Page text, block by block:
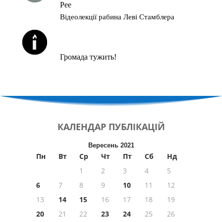
Рее
Відеолекції рабина Леві Стамблера
Громада тужить!
КАЛЕНДАР ПУБЛІКАЦІЙ
Вересень 2021
Пн Вт Ср Чт Пт Сб
Нд
1
2 3 4
5
6
7 8 9 10 11
12
13
14 15 16 17 18
19
20
21 22 23 24 25
26